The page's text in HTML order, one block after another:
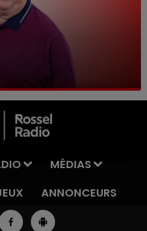
MÉDIAS
ANNONCEURS